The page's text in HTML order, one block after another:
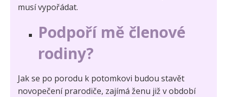
musí vypořádat.
Podpoří mě členové
rodiny?
Jak se po porodu k potomkovi budou stavět
novopečení prarodiče, zajímá ženu již v období